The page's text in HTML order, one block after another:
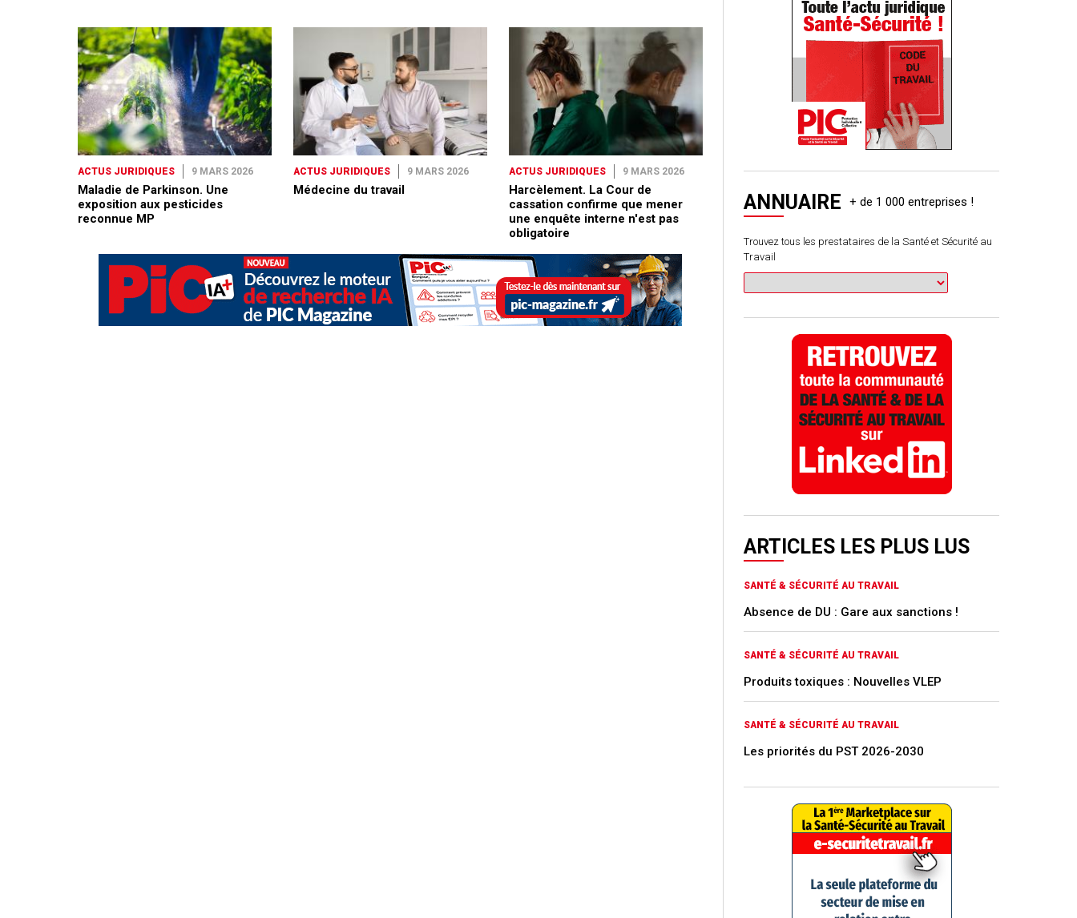
ACTUS JURIDIQUES 9 MARS 2026
Maladie de Parkinson. Une
exposition aux pesticides
reconnue MP
ACTUS JURIDIQUES 9 MARS 2026
Médecine du travail
ACTUS JURIDIQUES 9 MARS 2026
Harcèlement. La Cour de
cassation confirme que mener
une enquête interne n'est pas
obligatoire
ANNUAIRE
Trouvez tous les prestataires de la Santé et Sécurité au
Travail
ARTICLES LES PLUS LUS
SANTÉ & SÉCURITÉ AU TRAVAIL
Absence de DU : Gare aux sanctions !
SANTÉ & SÉCURITÉ AU TRAVAIL
Produits toxiques : Nouvelles VLEP
SANTÉ & SÉCURITÉ AU TRAVAIL
Les priorités du PST 2026-2030